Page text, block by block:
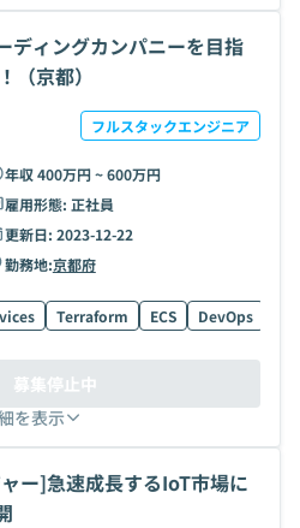
ディングカンパニーを目指
（京都）
フルスタックエンジニア
年収 400万円 ~ 600万円
雇用形態: 正社員
更新日: 2023-12-22
勤務地:京都府
Terraform ECS DevOps
を表示
募集停止中
ー]急速成長するIoT市場に